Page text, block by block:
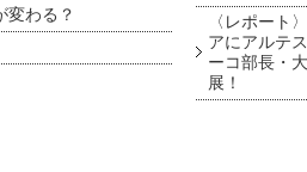
変わる？
〈レポート
アにアルテ
ーコ部長・
展！